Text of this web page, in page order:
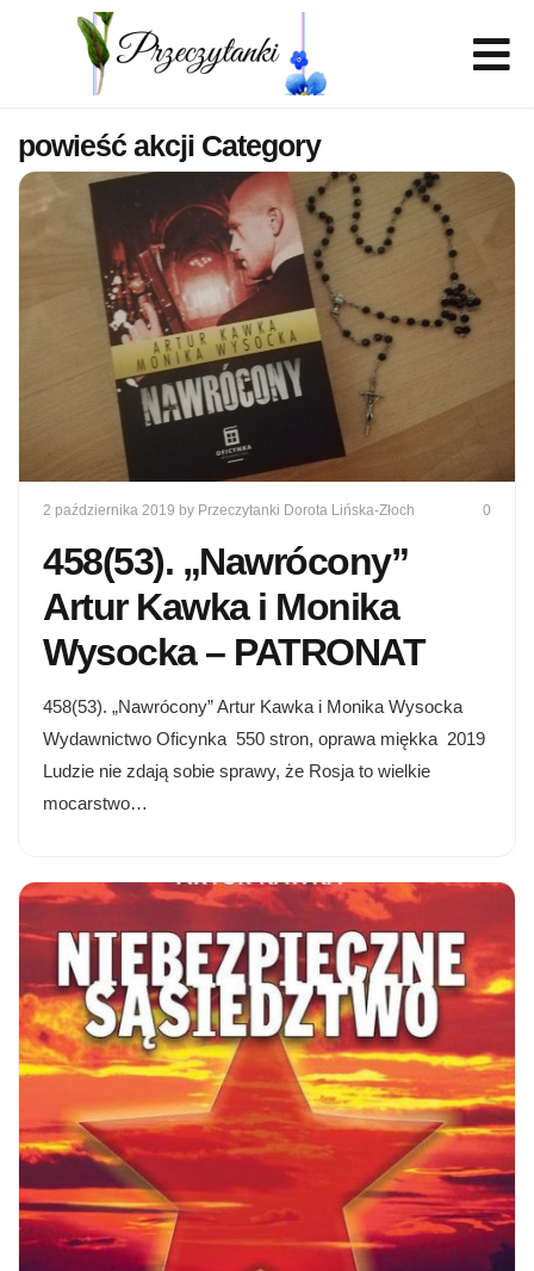
powieść akcji Category
2 października 2019 by Przeczytanki Dorota Lińska-Złoch 0
458(53). „Nawrócony”
Artur Kawka i Monika
Wysocka – PATRONAT
458(53). „Nawrócony” Artur Kawka i Monika Wysocka
Wydawnictwo Oficynka 550 stron, oprawa miękka 2019
Ludzie nie zdają sobie sprawy, że Rosja to wielkie
mocarstwo…